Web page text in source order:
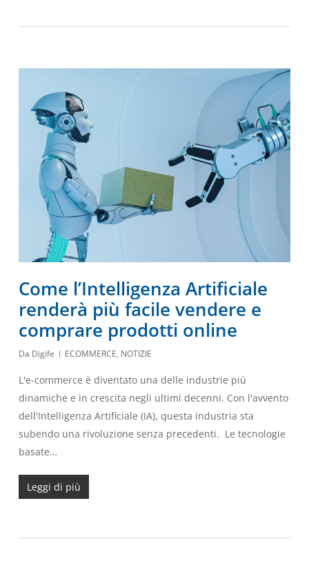
Come l’Intelligenza Artificiale
renderà più facile vendere e
comprare prodotti online
Da Digife ECOMMERCE, NOTIZIE
L'e-commerce è diventato una delle industrie più
dinamiche e in crescita negli ultimi decenni. Con l'avvento
dell'Intelligenza Artificiale (IA), questa industria sta
subendo una rivoluzione senza precedenti. Le tecnologie
basate…
Leggi di più